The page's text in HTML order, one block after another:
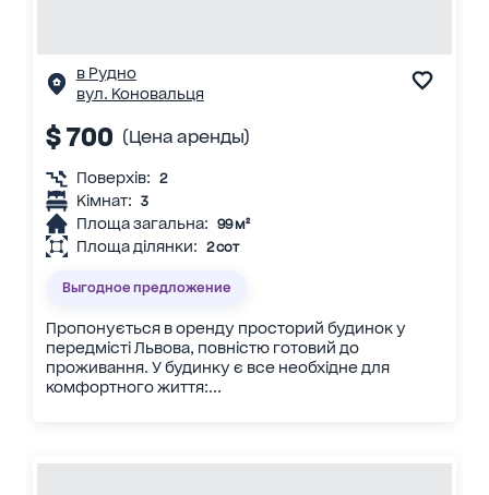
в Рудно
вул. Коновальця
$ 700 (Цена аренды)
Поверхів: 2
Кімнат: 3
Площа загальна: 99 м²
Площа ділянки: 2 сот
Выгодное предложение
Пропонується в оренду просторий будинок у
передмісті Львова, повністю готовий до
проживання. У будинку є все необхідне для
комфортного життя:...